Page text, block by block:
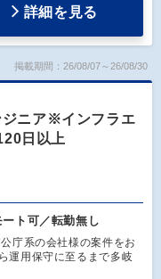
詳細を見る
掲載期間：26/08/07～26/08/30
ジニア※インフラエ
日以上
ト可／転勤無し
庁系の会社様の案件をお
運用保守に至るまで多岐